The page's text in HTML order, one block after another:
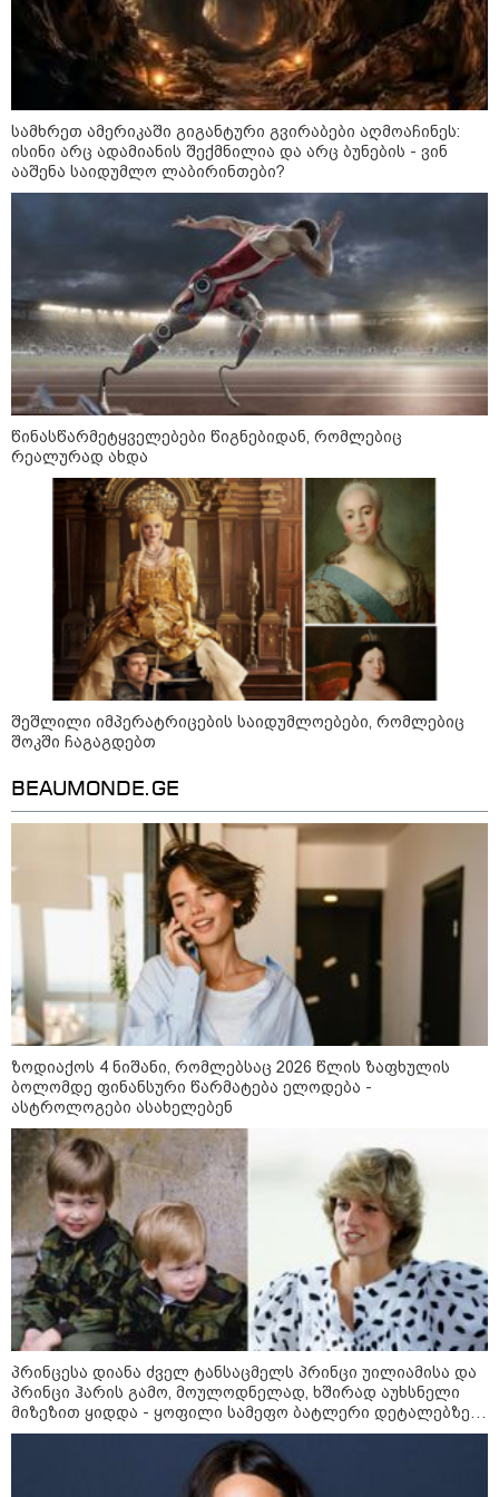
რუსული მხარის ინფორმაციით,
უკრაინამ ბელგოროდზე
დრონებით იერიში მიიტანა,
დაიღუპა 3 ადამიანი და
დაშავდა 25
10:17 / 09-08-2026
რუსებმა ხარკოვს და ოდესას
დაარტყეს, არიან დაღუპულები
და დაშავებულები - რა
ინფორმაციას ავრცელებს
ხარკოვის მერი?
10:02 / 09-08-2026
"ქართული ოცნება” ხელს
უწყობს ირანული
ტერორისტული ქსელების
უკანონო გაფართოებას, თუმცა
მაინც ამერიკას უყენებს
მოთხოვნებს?" - ჯო უილსონი
კატეგორიის ყველა სიახლე
ტარიელ კაკაბაძე - ნატა
ვიბლიანის საქმეზე საზოგადოება
უახლოეს დღეებში გაიგებს
სიახლეს, დაიდება პირველი
მნიშვნელოვანი შედეგი და
ოფიციალურად ცნობენ
საქმეზე 2 პირს ბრალი წარედგინა
პროკურატურამ 2024 წელს
სამტრედიაში წინასაარჩევნო
კამპანიის დროს ძალადობის
ფაქტზე სამ პირს, მათ შორის ნიკა
მელიას თანმხლებ პირებს
ბრალდება წარუდგინა
თბილისის ზღვაში 17 წლის ბიჭი
დაიხრჩო
მოზაიკა
სამხრეთ ამერიკაში გიგანტური გვირაბები აღმოაჩინეს:
ისინი არც ადამიანის შექმნილია და არც ბუნების - ვინ
ააშენა საიდუმლო ლაბირინთები?
წინასწარმეტყველებები წიგნებიდან, რომლებიც
რეალურად ახდა
შეშლილი იმპერატრიცების საიდუმლოებები, რომლებიც
შოკში ჩაგაგდებთ
BEAUMONDE.GE
ზოდიაქოს 4 ნიშანი, რომლებსაც 2026 წლის ზაფხულის
ბოლომდე ფინანსური წარმატება ელოდება -
ასტროლოგები ასახელებენ
პრინცესა დიანა ძველ ტანსაცმელს პრინცი უილიამისა და
პრინცი ჰარის გამო, მოულოდნელად, ხშირად აუხსნელი
მიზეზით ყიდდა - ყოფილი სამეფო ბატლერი დეტალებზე
საკუთარ წიგნში საუბრობს